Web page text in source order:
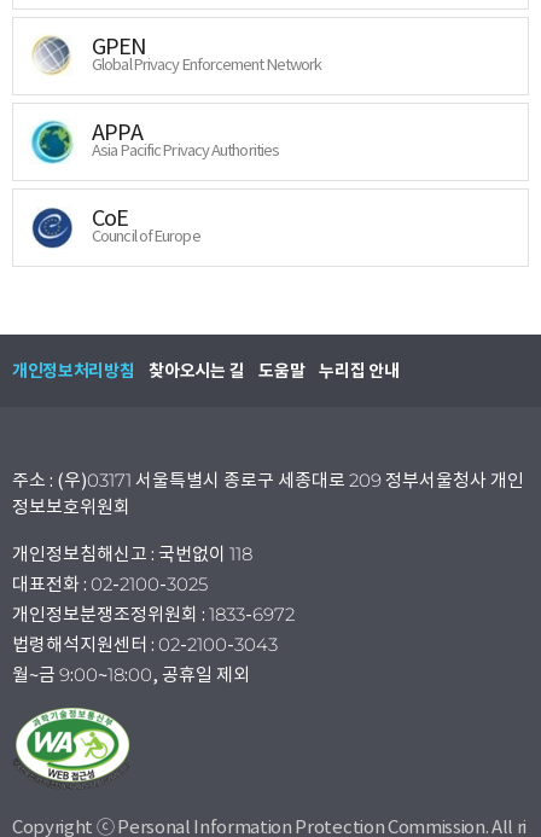
GPEN
Global Privacy Enforcement Network
APPA
Asia Pacific Privacy Authorities
CoE
Council of Europe
개인정보처리방침 찾아오시는 길 도움말 누리집 안내
주소 : (우)03171 서울특별시 종로구 세종대로 209 정부서울청사 개인
정보보호위원회
개인정보침해신고 : 국번없이 118
대표전화 : 02-2100-3025
개인정보분쟁조정위원회 : 1833-6972
법령해석지원센터 : 02-2100-3043
월~금 9:00~18:00, 공휴일 제외
Copyright ⓒ Personal Information Protection Commission. All ri